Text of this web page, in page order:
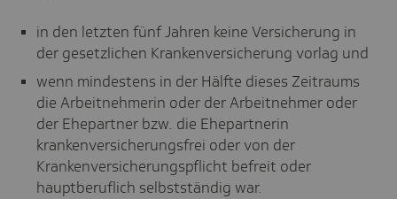
in den letzten fünf Jahren keine Versicherung in
der gesetzlichen Krankenversicherung vorlag und
wenn mindestens in der Hälfte dieses Zeitraums
die Arbeitnehmerin oder der Arbeitnehmer oder
der Ehepartner bzw. die Ehepartnerin
krankenversicherungsfrei oder von der
Krankenversicherungspflicht befreit oder
hauptberuflich selbstständig war.